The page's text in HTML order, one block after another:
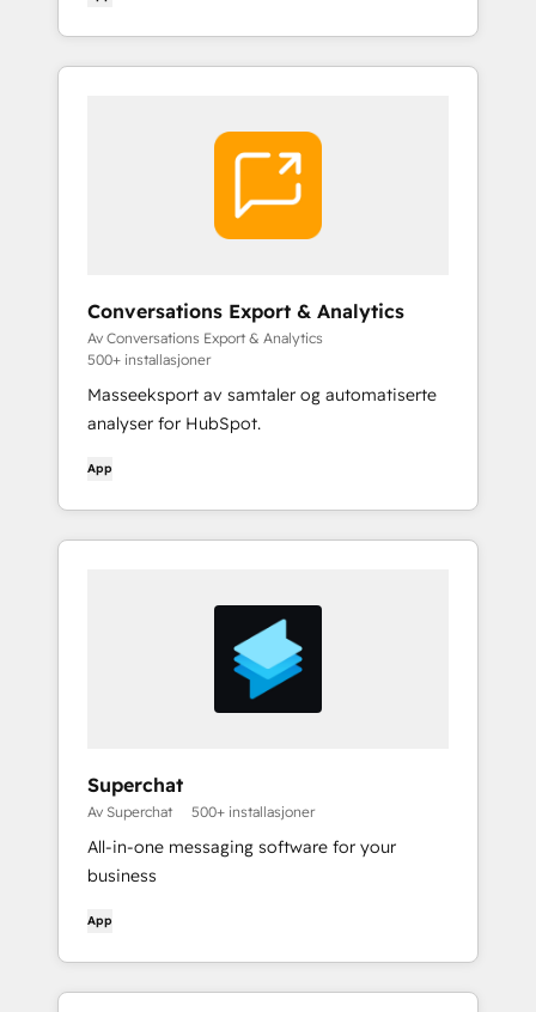
Conversations Export & Analytics
Av Conversations Export & Analytics
500+ installasjoner
Masseeksport av samtaler og automatiserte
analyser for HubSpot.
App
Superchat
Av Superchat 500+ installasjoner
All-in-one messaging software for your
business
App